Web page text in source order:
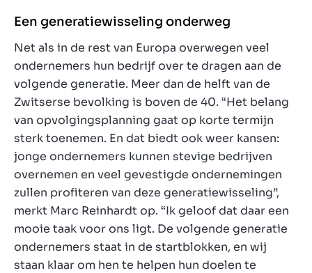
Een generatiewisseling onderweg
Net als in de rest van Europa overwegen veel
ondernemers hun bedrijf over te dragen aan de
volgende generatie. Meer dan de helft van de
Zwitserse bevolking is boven de 40. “Het belang
van opvolgingsplanning gaat op korte termijn
sterk toenemen. En dat biedt ook weer kansen:
jonge ondernemers kunnen stevige bedrijven
overnemen en veel gevestigde ondernemingen
zullen profiteren van deze generatiewisseling”,
merkt Marc Reinhardt op. “Ik geloof dat daar een
mooie taak voor ons ligt. De volgende generatie
ondernemers staat in de startblokken, en wij
staan klaar om hen te helpen hun doelen te